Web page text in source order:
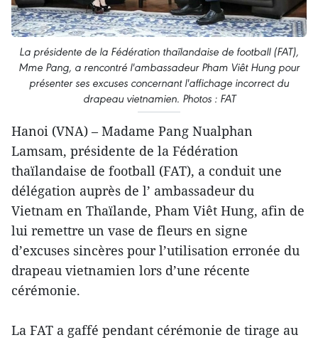
La présidente de la Fédération thaïlandaise de football (FAT),
Mme Pang, a rencontré l'ambassadeur Pham Viêt Hung pour
présenter ses excuses concernant l'affichage incorrect du
drapeau vietnamien. Photos : FAT
Hanoi (VNA) – Madame Pang Nualphan
Lamsam, présidente de la Fédération
thaïlandaise de football (FAT), a conduit une
délégation auprès de l’ ambassadeur du
Vietnam en Thaïlande, Pham Viêt Hung, afin de
lui remettre un vase de fleurs en signe
d’excuses sincères pour l’utilisation erronée du
drapeau vietnamien lors d’une récente
cérémonie.
La FAT a gaffé pendant cérémonie de tirage au